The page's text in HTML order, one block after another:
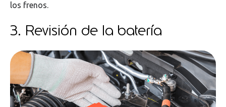
los frenos.
3. Revisión de la batería